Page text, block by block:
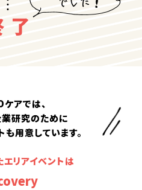
アでは、
研究のために
用意しています。
リアイベントは